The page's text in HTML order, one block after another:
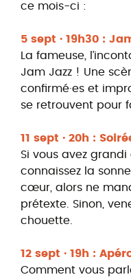
ce mois-ci :
5 sept · 19h30 :
La fameuse,
Jam Jazz ! Une
confirmé·es et
se retrouvent pour
11 sept · 20h :
Si vous avez
connaissez la
cœur, alors ne
prétexte. Sinon,
chouette.
12 sept · 19h :
Comment vous